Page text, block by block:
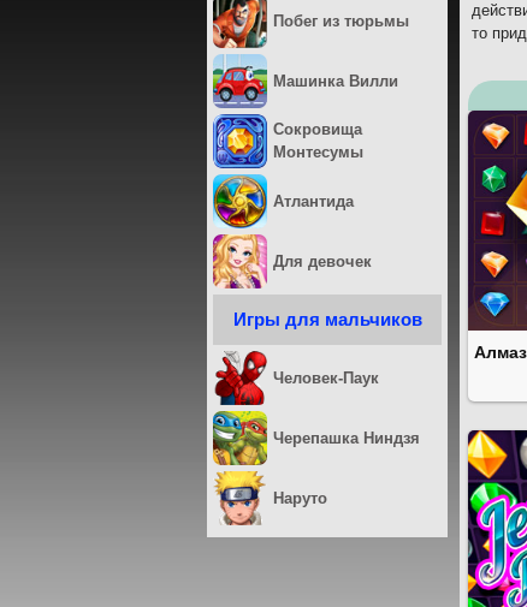
то
Побег из тюрьмы
Машинка Вилли
Сокровища
Монтесумы
Атлантида
Для девочек
Игры для мальчиков
Человек-Паук
Черепашка Ниндзя
Наруто